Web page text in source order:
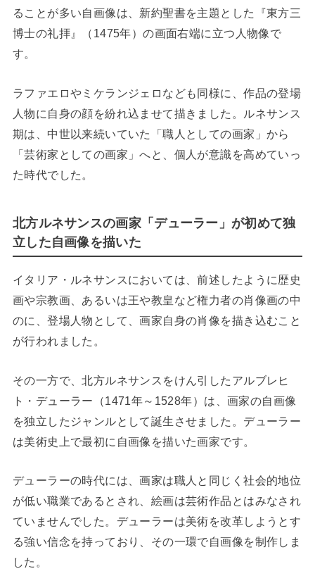
ることが多い自画像は、新約聖書を主題とした『東方三
博士の礼拝』（1475年）の画面右端に立つ人物像で
す。
ラファエロやミケランジェロなども同様に、作品の登場
人物に自身の顔を紛れ込ませて描きました。ルネサンス
期は、中世以来続いていた「職人としての画家」から
「芸術家としての画家」へと、個人が意識を高めていっ
た時代でした。
北方ルネサンスの画家「デューラー」が初めて独
立した自画像を描いた
イタリア・ルネサンスにおいては、前述したように歴史
画や宗教画、あるいは王や教皇など権力者の肖像画の中
のに、登場人物として、画家自身の肖像を描き込むこと
が行われました。
その一方で、北方ルネサンスをけん引したアルブレヒ
ト・デューラー（1471年～1528年）は、画家の自画像
を独立したジャンルとして誕生させました。デューラー
は美術史上で最初に自画像を描いた画家です。
デューラーの時代には、画家は職人と同じく社会的地位
が低い職業であるとされ、絵画は芸術作品とはみなされ
ていませんでした。デューラーは美術を改革しようとす
る強い信念を持っており、その一環で自画像を制作しま
した。